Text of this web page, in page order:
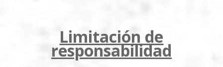
Limitación de
responsabilidad